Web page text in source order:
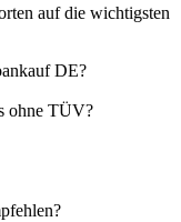
auf die wichtigsten
DE?
ohne TÜV?